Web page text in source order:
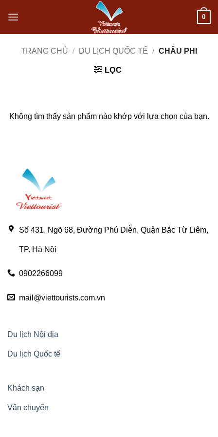
0
TRANG CHỦ / DU LỊCH QUỐC TẾ / CHÂU PHI
LỌC
Không tìm thấy sản phẩm nào khớp với lựa chọn của bạn.
Số 431, Ngõ 68, Đường Phú Diễn, Quận Bắc Từ Liêm,
TP. Hà Nội
0902266099
mail@viettourists.com.vn
Du lịch Nội địa
Du lịch Quốc tế
Khách sạn
Vận chuyển